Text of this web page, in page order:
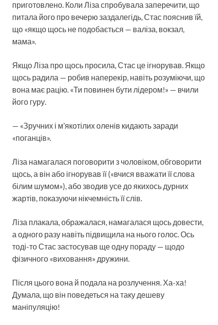
приготовлено. Коли Ліза спробувала заперечити, що
питала його про вечерю заздалегідь, Стас пояснив їй,
що «якщо щось не подобається — валіза, вокзал,
мама».
Якщо Ліза про щось просила, Стас це ігнорував. Якщо
щось радила — робив наперекір, навіть розуміючи, що
вона має рацію. «Ти повинен бути лідером!» — вчили
його гуру.
— «Зручних і м’якотілих оленів кидають заради
«поганців».
Ліза намагалася поговорити з чоловіком, обговорити
щось, а він або ігнорував її («вчися вважати її слова
білим шумом»), або зводив усе до якихось дурних
жартів, показуючи нікчемність її слів.
Ліза плакала, ображалася, намагалася щось довести,
а одного разу навіть підвищила на нього голос. Ось
тоді-то Стас застосував ще одну пораду — щодо
фізичного «виховання» дружини.
Після цього вона й подала на розлучення. Ха-ха!
Думала, що він поведеться на таку дешеву
маніпуляцію!